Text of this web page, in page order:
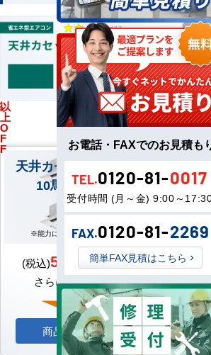
以
上
O
F
F
※能力により形が異なります
天井カセット形4方向
10馬力 ツイン
(税込)599,500円を
さらに特別価格で
商品詳細へ
※能
天井
(税込)
さ
お電話・FAXでのお見積も
TEL.0120-81-0017
受付時間 (月～金) 9:00～
FAX.0120-81-2269
簡単FAX見積はこちら